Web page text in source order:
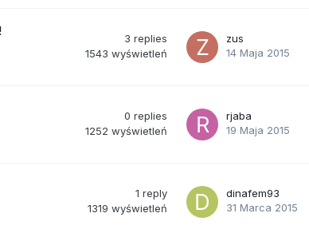
3 replies
1543 wyświetleń
zus
14 Maja 2015
0 replies
1252 wyświetleń
rjaba
19 Maja 2015
1 reply
1319 wyświetleń
dinafem93
31 Marca 2015